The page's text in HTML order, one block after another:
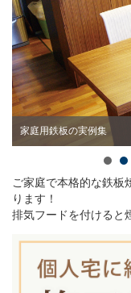
家庭用鉄板の実例集
ご家庭で本格的な鉄板
ります！
排気フードを付けると